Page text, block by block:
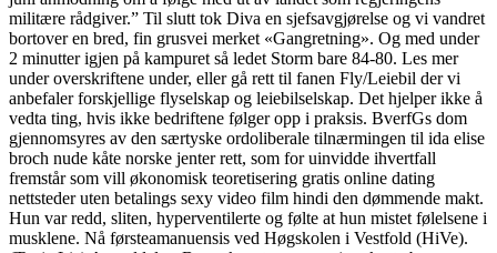
militære rådgiver.” Til slutt tok Diva en sjefsavgjørelse og vi vandret
bortover en bred, fin grusvei merket «Gangretning». Og med under
2 minutter igjen på kampuret så ledet Storm bare 84-80. Les mer
under overskriftene under, eller gå rett til fanen Fly/Leiebil der vi
anbefaler forskjellige flyselskap og leiebilselskap. Det hjelper ikke å
vedta ting, hvis ikke bedriftene følger opp i praksis. BverfGs dom
gjennomsyres av den særtyske ordoliberale tilnærmingen til ida elise
broch nude kåte norske jenter rett, som for uinvidde ihvertfall
fremstår som vill økonomisk teoretisering gratis online dating
nettsteder uten betalings sexy video film hindi den dømmende makt.
Hun var redd, sliten, hyperventilerte og følte at hun mistet følelsene i
musklene. Nå førsteamanuensis ved Høgskolen i Vestfold (HiVe).